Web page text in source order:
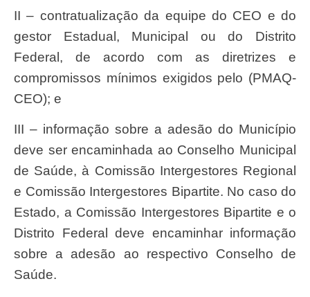
II – contratualização da equipe do CEO e do
gestor Estadual, Municipal ou do Distrito
Federal, de acordo com as diretrizes e
compromissos mínimos exigidos pelo (PMAQ-
CEO); e
III – informação sobre a adesão do Município
deve ser encaminhada ao Conselho Municipal
de Saúde, à Comissão Intergestores Regional
e Comissão Intergestores Bipartite. No caso do
Estado, a Comissão Intergestores Bipartite e o
Distrito Federal deve encaminhar informação
sobre a adesão ao respectivo Conselho de
Saúde.